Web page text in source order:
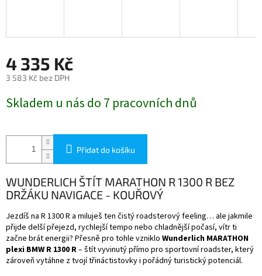
4 335 Kč
3 583 Kč bez DPH
cena:
Skladem u nás do 7 pracovních dnů
Přidat do košíku
WUNDERLICH ŠTÍT MARATHON R 1300 R BEZ
DRŽÁKU NAVIGACE - KOUŘOVÝ
Jezdíš na R 1300 R a miluješ ten čistý roadsterový feeling… ale jakmile
přijde delší přejezd, rychlejší tempo nebo chladnější počasí, vítr ti
začne brát energii? Přesně pro tohle vzniklo Wunderlich MARATHON
plexi BMW R 1300 R– štít vyvinutý přímo pro sportovní roadster, který
zároveň vytáhne z tvojí třináctistovky i pořádný turistický potenciál.